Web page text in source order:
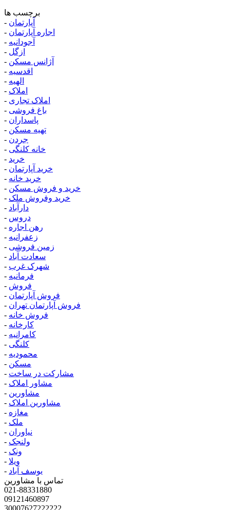
برچسب ها
- آپارتمان
- اجاره آپارتمان
- آجودانیه
- ازگل
- آژانس مسکن
- اقدسیه
- الهیه
- املاک
- املاک تجاری
- باغ فروشی
- پاسداران
- تهیه مسکن
- جردن
- خانه کلنگی
- خرید
- خرید آپارتمان
- خرید خانه
- خرید و فروش مسکن
- خرید وفروش ملک
- دارآباد
- دروس
- رهن اجاره
- زعفرانیه
- زمین فروشی
- سعادت آباد
- شهرک غرب
- فرمانیه
- فروش
- فروش آپارتمان
- فروش آپارتمان تهران
- فروش خانه
- کارخانه
- کامرانیه
- کلنگی
- محمودیه
- مسکن
- مشارکت در ساخت
- مشاور املاک
- مشاورین
- مشاورین املاک
- مغازه
- ملک
- نیاوران
- ولنجک
- ونک
- ویلا
- یوسف آباد
تماس با مشاورین
021-88331880
09121460897